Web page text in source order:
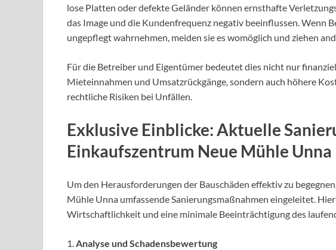
lose Platten oder defekte Geländer können ernsthafte
das Image und die Kundenfrequenz negativ beeinflussen. Wenn
ungepflegt wahrnehmen, meiden sie es womöglich und ziehen
Für die Betreiber und Eigentümer bedeutet dies nicht nur
Mieteinnahmen und Umsatzrückgänge, sondern auch höhere
rechtliche Risiken bei Unfällen.
Exklusive Einblicke: Aktuelle
Einkaufszentrum Neue Mühle Unna
Um den Herausforderungen der Bauschäden effektiv zu
Mühle Unna umfassende Sanierungsmaßnahmen eingeleitet.
Wirtschaftlichkeit und eine minimale Beeinträchtigung des
1.Analyse und Schadensbewertung